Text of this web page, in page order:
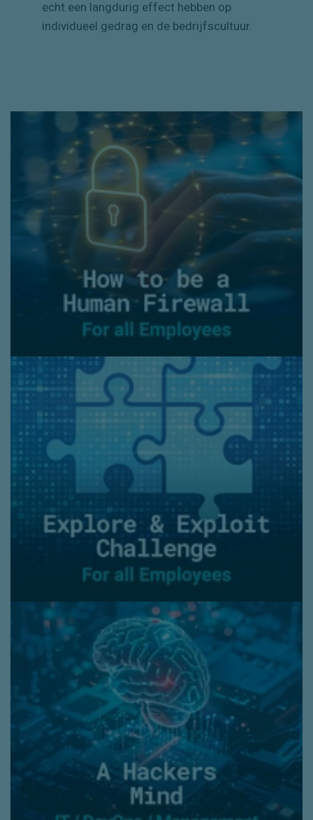
slag mogen. Onze workshops zijn
toegesneden op de risico's en behoeften
How to be a Human Firewall
Meer kennis over IT-beveiliging, inzicht
in wat er nodig is voor veilig gedrag
en praktische tips over
hoe je zowel zakelijk als privé
cyberveilig handelt.
Doelgroep: Alle medewerkers
Duur:
1,5 uur
Explore & Exploit Challenge
Medewerkers maken boeiende praktische
oefeningen, lossen puzzels op en krijgen
gesimuleerde aanvallen voorgeschoteld
waarmee ze kunnen zien hoe
cybercriminelen de beveiligingssystemen
omzeilen en zo organisaties binnendringen.
Doelgroep:
Alle medewerkers
Duur:3 uur (voor 50 deelnemers)
A Hackers Mind
Onze ethische hackers en
gedragsspecialisten nemen je mee in
de gedachtewereld van een hacker; zo
krijg je een scherper beeld van hoe een
aanval op uw organisatie zich kan
ontvouwen. Leer wat de belangrijkste